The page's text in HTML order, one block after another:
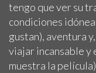
tengo que ver su
condiciones
gustan), aventura
viajar incansable y
muestra la